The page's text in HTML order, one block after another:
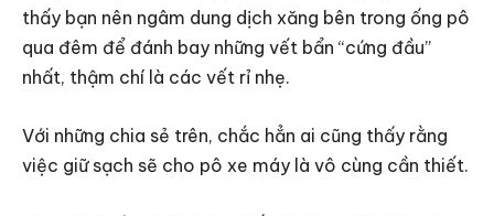
thấy bạn nên ngâm dung dịch xăng bên trong ống pô
qua đêm để đánh bay những vết bẩn “cứng đầu”
nhất, thậm chí là các vết rỉ nhẹ.
Với những chia sẻ trên, chắc hẳn ai cũng thấy rằng
việc giữ sạch sẽ cho pô xe máy là vô cùng cần thiết.